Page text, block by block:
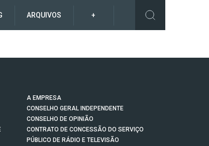
ARQUIVOS +
A EMPRESA
CONSELHO GERAL INDEPENDENTE
CONSELHO DE OPINIÃO
CONTRATO DE CONCESSÃO DO SERVIÇO
PÚBLICO DE RÁDIO E TELEVISÃO